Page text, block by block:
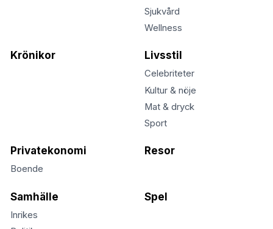
Sjukvård
Wellness
Krönikor Livsstil
Celebriteter
Kultur & nöje
Mat & dryck
Sport
Privatekonomi
Boende
Resor
Samhälle
Inrikes
Spel